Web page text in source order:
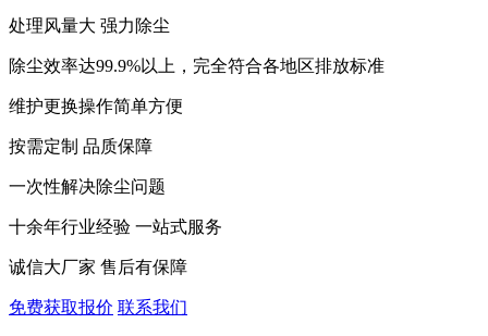
处理风量大 强力除尘
除尘效率达99.9%以上，完全符合各地区排放标准
维护更换操作简单方便
按需定制 品质保障
一次性解决除尘问题
十余年行业经验 一站式服务
诚信大厂家 售后有保障
免费获取报价 联系我们